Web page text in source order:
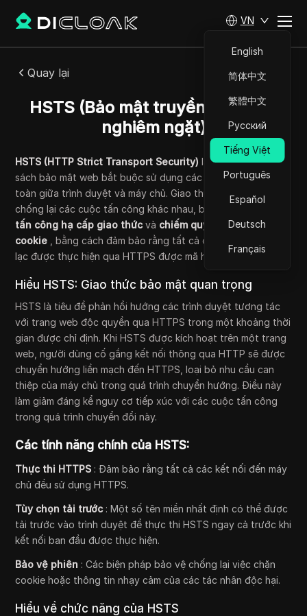
VN
English
简体中文
繁體中文
Русский
Tiếng Việt
Português
Español
Deutsch
Français
Quay lại
HSTS (Bảo mật truyền tải HTTP
nghiêm ngặt)
HSTS (HTTP Strict Transport Security)là một cơ chế chính
sách bảo mật web bắt buộc sử dụng các kết nối HTTPS an
toàn giữa trình duyệt và máy chủ. Giao thức này bảo vệ
chống lại các cuộc tấn công khác nhau, bao gồm
tấn công hạ cấp giao thứcvà chiếm quyền điều khiển
cookie
, bằng cách đảm bảo rằng tất cả các thông tin liên
lạc được thực hiện qua HTTPS được mã hóa.
Hiểu HSTS: Giao thức bảo mật quan trọng
HSTS là tiêu đề phản hồi hướng các trình duyệt tương tác
với trang web độc quyền qua HTTPS trong một khoảng thời
gian được chỉ định. Khi HSTS được kích hoạt trên một trang
web, người dùng cố gắng kết nối thông qua HTTP sẽ được
chuyển hướng liền mạch đến HTTPS, loại bỏ nhu cầu can
thiệp của máy chủ trong quá trình chuyển hướng. Điều này
làm giảm đáng kể nguy cơ tiếp xúc với các cuộc tấn công
trong quá trình chuyển đổi này.
Các tính năng chính của HSTS:
Thực thi HTTPS : Đảm bảo rằng tất cả các kết nối đến máy
chủ đều sử dụng HTTPS.
Tùy chọn tải trước : Một số tên miền nhất định có thể được
tải trước vào trình duyệt để thực thi HSTS ngay cả trước khi
kết nối ban đầu được thực hiện.
Bảo vệ phiên : Các biện pháp bảo vệ chống lại việc chặn
cookie hoặc thông tin nhạy cảm của các tác nhân độc hại.
Hiểu về chức năng của HSTS